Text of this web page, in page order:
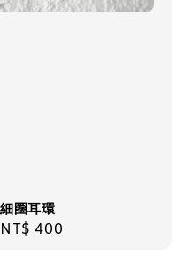
細圈耳環
Regular
NT$ 400